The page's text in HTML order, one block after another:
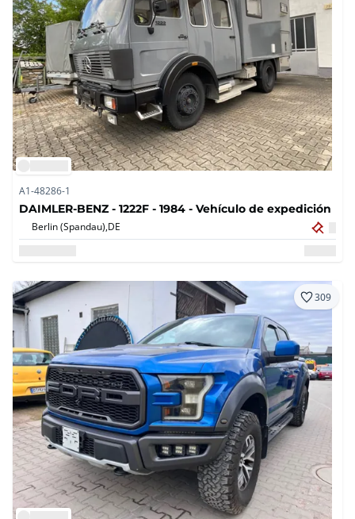
A1-48286-1
DAIMLER-BENZ - 1222F - 1984 - Vehículo de expedición
Berlin (Spandau),DE
309